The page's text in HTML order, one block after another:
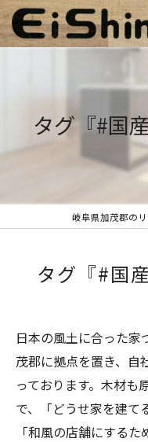
タグ『#国
岐阜県加茂郡の
タグ『#国
日本の風土に合った家
茂郡に拠点を置き、自
っております。木材も
で、「どうせ家を建て
「和風の店舗にする